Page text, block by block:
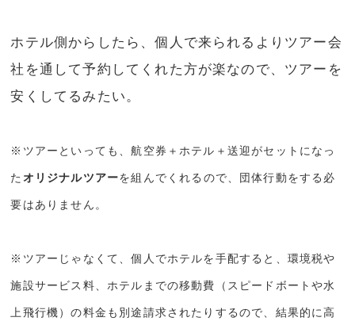
ホテル側からしたら、個人で来られるよりツアー会
社を通して予約してくれた方が楽なので、ツアーを
安くしてるみたい。
※ツアーといっても、航空券＋ホテル＋送迎がセットになっ
た オリジナルツアーを組んでくれるので、団体行動をする必
要はありません。
※ツアーじゃなくて、個人でホテルを手配すると、環境税や
施設サービス料、ホテルまでの移動費（スピードボートや水
上飛行機）の料金も別途請求されたりするので、結果的に高